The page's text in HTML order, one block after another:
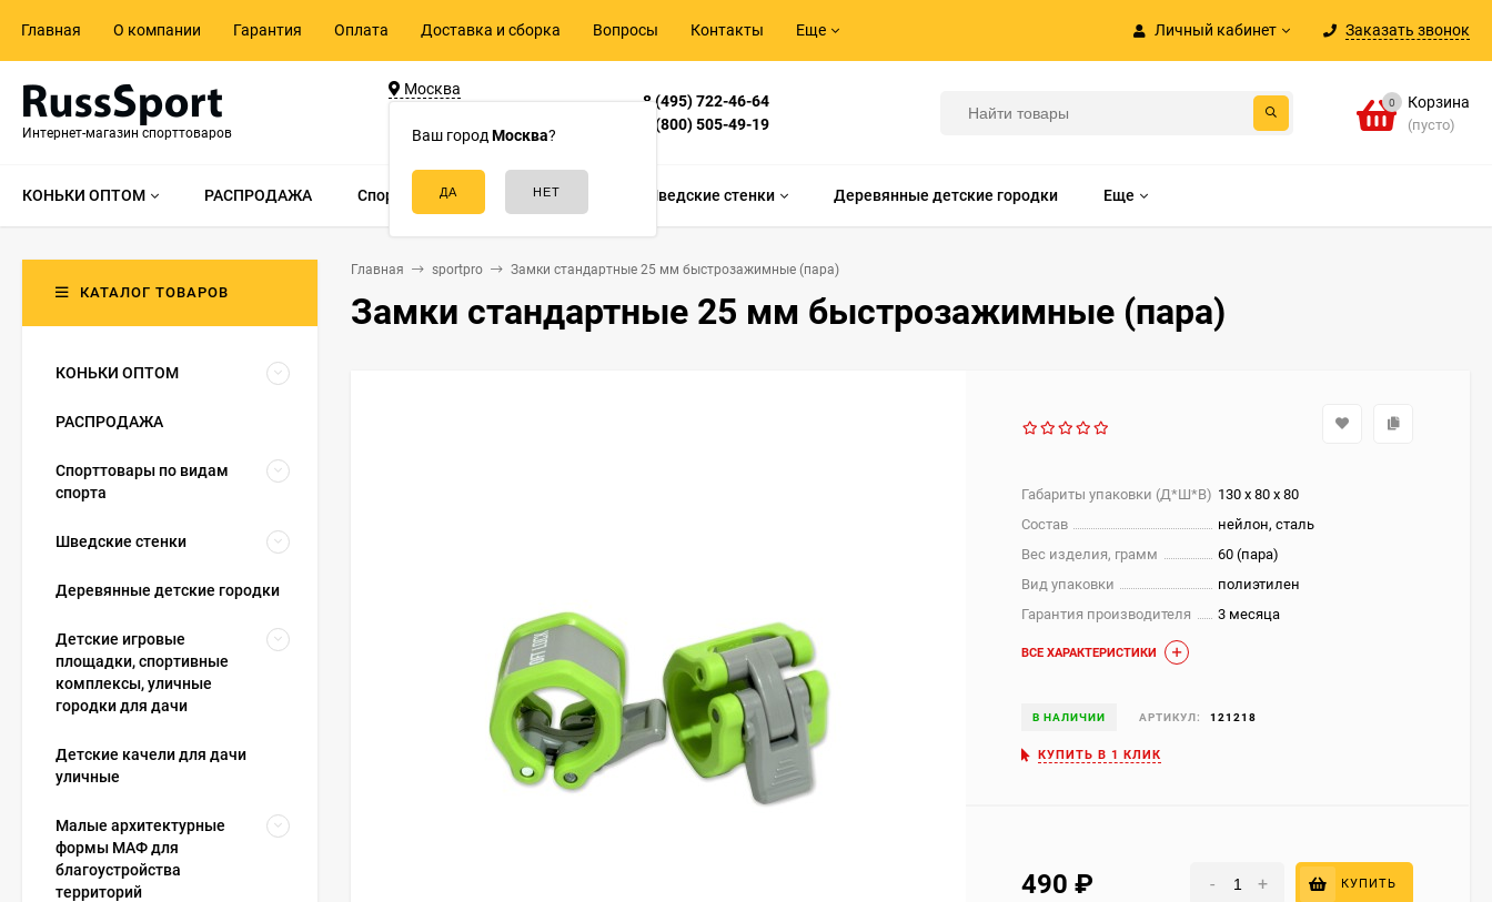
Личный кабинет Заказать звонок
Главная О компании Гарантия Оплата Доставка и сборка Вопросы Контакты Еще
Интернет-магазин спорттоваров
Москва
Ваш город Москва?
д.55, стр.1
8 (495) 722-46-64
8 (800) 505-49-19
0 Корзина
(пусто)
КОНЬКИ ОПТОМ РАСПРОДАЖА Спорттовары по видам спорта Шведские стенки Деревянные детские городки Еще
Главная sportpro Замки стандартные 25 мм быстрозажимные (пара)
Замки стандартные 25 мм быстрозажимные (пара)
Габариты упаковки (Д*Ш*В) 130 х 80 х 80
Состав
нейлон, сталь
Вес изделия, грамм
60 (пара)
Вид упаковки
полиэтилен
Гарантия производителя
3 месяца
ВСЕ ХАРАКТЕРИСТИКИ
В НАЛИЧИИ АРТИКУЛ: 121218
КУПИТЬ В 1 КЛИК
490 - + КУПИТЬ
КАТАЛОГ ТОВАРОВ
КОНЬКИ ОПТОМ
РАСПРОДАЖА
Спорттовары по видам
спорта
Шведские стенки
Деревянные детские городки
Детские игровые
площадки, спортивные
комплексы, уличные
городки для дачи
Детские качели для дачи
уличные
Малые архитектурные
формы МАФ для
благоустройства
территорий